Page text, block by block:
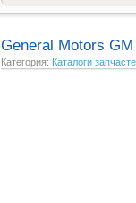
General Motors GM
Категория: Каталоги